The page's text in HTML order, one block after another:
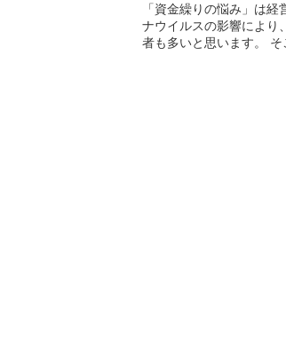
「資金繰りの悩み」は
ナウイルスの影響により
者も多いと思います。